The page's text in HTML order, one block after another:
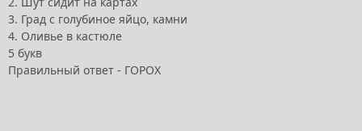
3. Град с голубиное яйцо, камни
4. Оливье в кастюле
5 букв
Правильный ответ - ГОРОХ